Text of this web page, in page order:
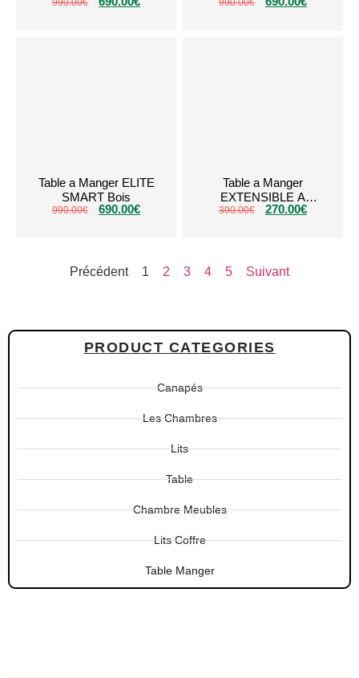
PRODUCT CATEGORIES
Canapés
Les Chambres
Lits
Table
Chambre Meubles
Lits Coffre
Table Manger
990.00€ 990.00€
Table a Manger ELITE
SMART Bois
990.00€ 690.00€
Table a Manger
EXTENSIBLE A
RALLONGE Noir
390.00€ 270.00€
Précédent 1 2 3 4 5 Suivant